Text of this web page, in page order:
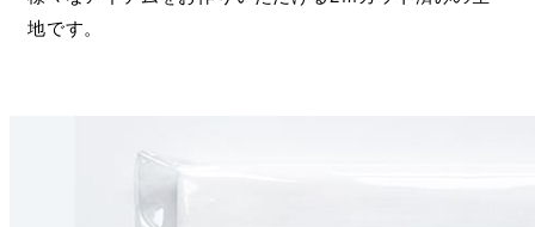
地です。